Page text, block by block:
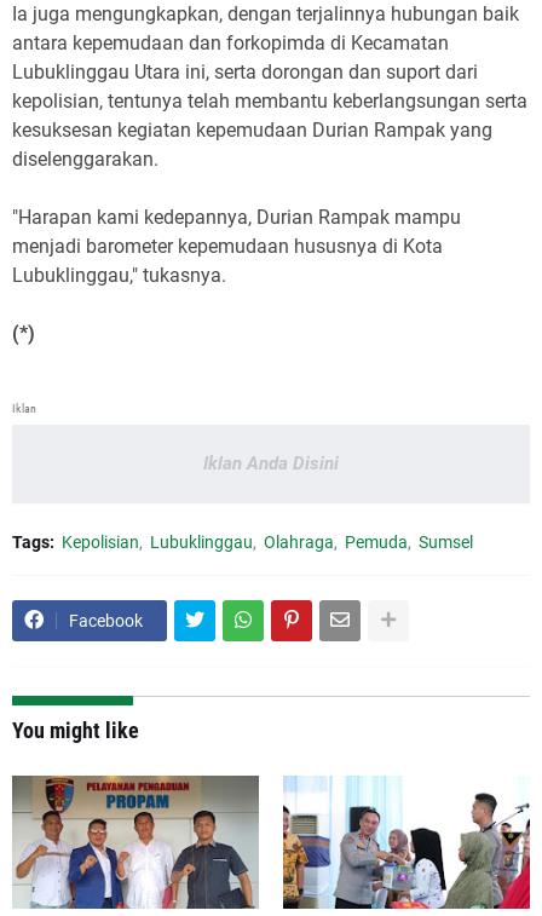
Ia juga mengungkapkan, dengan terjalinnya hubungan baik
antara kepemudaan dan forkopimda di Kecamatan
Lubuklinggau Utara ini, serta dorongan dan suport dari
kepolisian, tentunya telah membantu keberlangsungan serta
kesuksesan kegiatan kepemudaan Durian Rampak yang
diselenggarakan.
"Harapan kami kedepannya, Durian Rampak mampu
menjadi barometer kepemudaan hususnya di Kota
Lubuklinggau," tukasnya.
(*)
Iklan
Iklan Anda Disini
Tags: Kepolisian Lubuklinggau Olahraga Pemuda Sumsel
Facebook
You might like